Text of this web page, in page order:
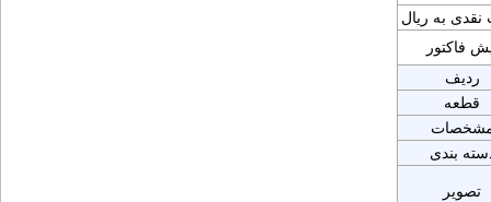
به ریال
فاکتور
ردیف
قطعه
بندی
تصویر